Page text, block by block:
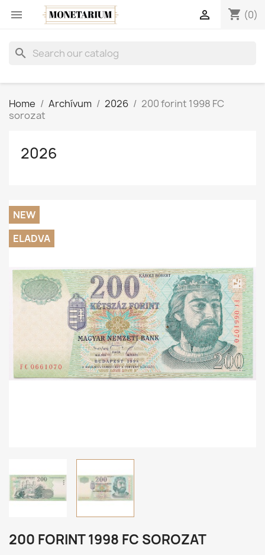
 shopping_cart (0)

search
Home Archívum 2026
200 forint 1998 FC
sorozat
2026
NEW
ELADVA
200 FORINT 1998 FC SOROZAT